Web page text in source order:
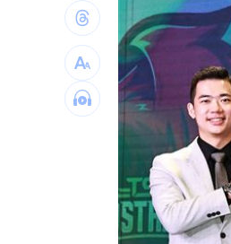
飲料空盒找嘸
63歲章小蕙吐
白海豚颱風擺
最遺憾童年記
每股配12.8元
連續2場安打